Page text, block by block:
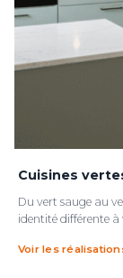
Cuisines
Du vert sauge au
identité différente à
Voir les